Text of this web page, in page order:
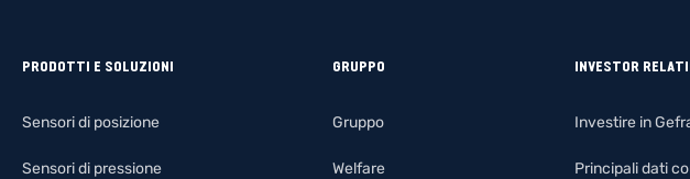
PRODOTTI E SOLUZIONI
Sensori di posizione
Sensori di pressione
GRUPPO
Gruppo
Welfare
INVESTOR
Investire in
Principali dati